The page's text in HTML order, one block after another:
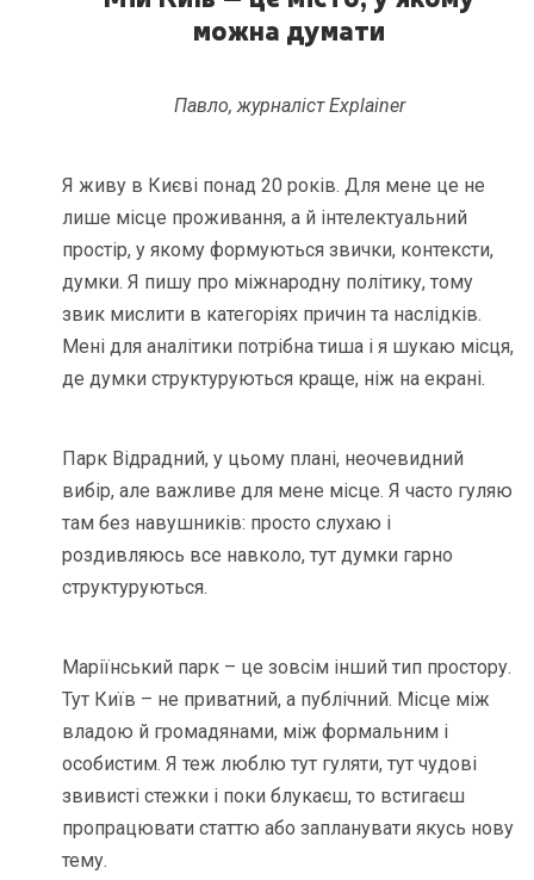
можна думати
Павло, журналіст Explainer
Я живу в Києві понад 20 років. Для мене це не
лише місце проживання, а й інтелектуальний
простір, у якому формуються звички, контексти,
думки. Я пишу про міжнародну політику, тому
звик мислити в категоріях причин та наслідків.
Мені для аналітики потрібна тиша і я шукаю місця,
де думки структуруються краще, ніж на екрані.
Парк Відрадний, у цьому плані, неочевидний
вибір, але важливе для мене місце. Я часто гуляю
там без навушників: просто слухаю і
роздивляюсь все навколо, тут думки гарно
структуруються.
Маріїнський парк – це зовсім інший тип простору.
Тут Київ – не приватний, а публічний. Місце між
владою й громадянами, між формальним і
особистим. Я теж люблю тут гуляти, тут чудові
звивисті стежки і поки блукаєш, то встигаєш
пропрацювати статтю або запланувати якусь нову
тему.